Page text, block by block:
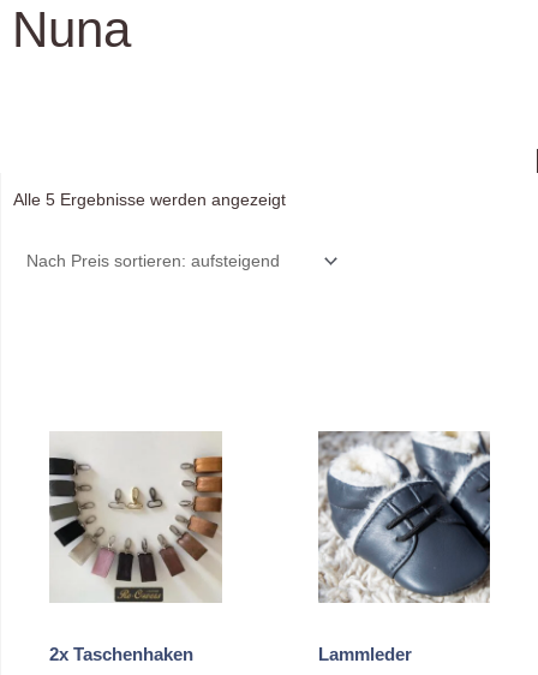
Nuna
Alle 5 Ergebnisse werden angezeigtNach
sortiert:
2x Taschenhaken
Lammleder